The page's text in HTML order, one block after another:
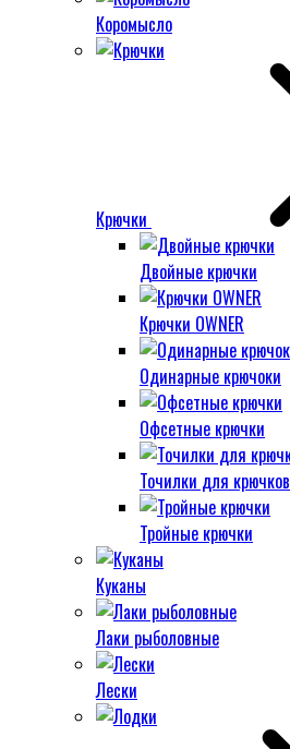
Коромысло
Крючки
Двойные крючки
Крючки OWNER
Одинарные крючоки
Офсетные крючки
Точилки для крючков
Тройные крючки
Куканы
Лаки рыболовные
Лески